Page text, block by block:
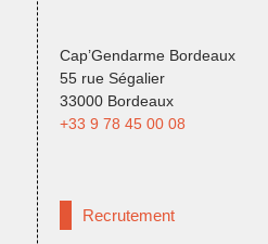
Cap’Gendarme Bordeaux
55 rue Ségalier
33000 Bordeaux
+33 9 78 45 00 08
Recrutement